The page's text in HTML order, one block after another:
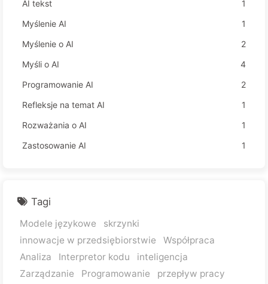
AI tekst
1
Myślenie AI
1
Myślenie o AI
2
Myśli o AI
4
Programowanie AI
2
Refleksje na temat AI
1
Rozważania o AI
1
Zastosowanie AI
1
Tagi
Modele językowe
skrzynki
innowacje w przedsiębiorstwie
Współpraca
Analiza
Interpretor kodu
inteligencja
Zarządzanie
Programowanie przepływ pracy